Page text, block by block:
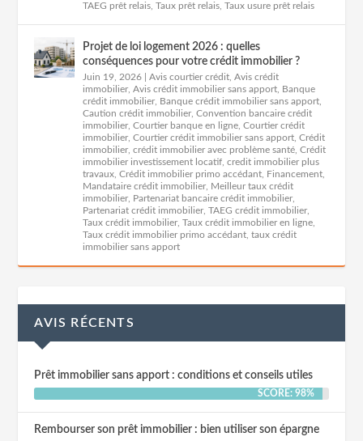
TAEG prêt relais ,Taux prêt relais ,Taux usure prêt relais
Projet de loi logement 2026 : quelles
conséquences pour votre crédit immobilier ?
Juin 19, 2026 |Avis courtier crédit ,Avis crédit
immobilier ,Avis crédit immobilier sans apport
Banque
crédit immobilier
Banque crédit immobilier sans apport
Caution crédit immobilier ,Convention bancaire crédit
immobilier ,Courtier banque en ligne ,Courtier crédit
immobilier ,Courtier crédit immobilier sans apport ,Crédit
immobilier ,crédit immobilier avec problème santé ,Crédit
immobilier investissement locatif ,credit immobilier plus
travaux ,Crédit immobilier primo accédant Financement
Mandataire crédit immobilier
Meilleur taux crédit
immobilier
Partenariat bancaire crédit immobilier
Partenariat crédit immobilier ,TAEG crédit immobilier
Taux crédit immobilier ,Taux crédit immobilier en ligne
Taux crédit immobilier primo accédant ,taux crédit
immobilier sans apport
AVIS RÉCENTS
Prêt immobilier sans apport : conditions et conseils utiles
SCORE: 98%
Rembourser son prêt immobilier : bien utiliser son épargne